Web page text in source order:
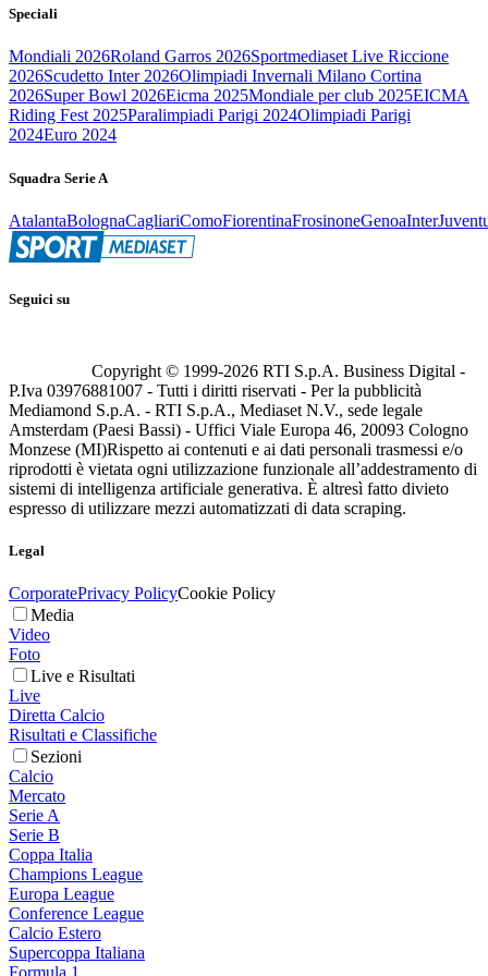
Speciali
Mondiali 2026Roland Garros 2026Sportmediaset Live Riccione
2026Scudetto Inter 2026Olimpiadi Invernali Milano Cortina
2026Super Bowl 2026Eicma 2025Mondiale per club 2025EICMA
Riding Fest 2025Paralimpiadi Parigi 2024Olimpiadi Parigi
2024Euro 2024
Squadra Serie A
AtalantaBolognaCagliariComoFiorentinaFrosinoneGenoaInter
Seguici su
Copyright © 1999-2026 RTI S.p.A. Business Digital -
P.Iva 03976881007 - Tutti i diritti riservati - Per la pubblicità
Mediamond S.p.A. - RTI S.p.A., Mediaset N.V., sede legale
Amsterdam (Paesi Bassi) - Uffici Viale Europa 46, 20093 Cologno
Monzese (MI)Rispetto ai contenuti e ai dati personali trasmessi e/o
riprodotti è vietata ogni utilizzazione funzionale all’addestramento di
sistemi di intelligenza artificiale generativa. È altresì fatto divieto
espresso di utilizzare mezzi automatizzati di data scraping.
Legal
CorporatePrivacy PolicyCookie Policy
Media
Video
Foto
Live e Risultati
Live
Diretta Calcio
Risultati e Classifiche
Sezioni
Calcio
Mercato
Serie A
Serie B
Coppa Italia
Champions League
Europa League
Conference League
Calcio Estero
Supercoppa Italiana